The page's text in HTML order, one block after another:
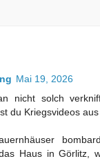
Mai 19, 2026
nicht solch
du Kriegsvideos
Haus in Görlitz,